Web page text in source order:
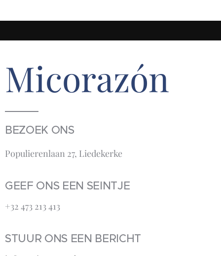
Micorazón
BEZOEK ONS
Populierenlaan 27, Liedekerke
GEEF ONS EEN SEINTJE
+32 473 213 413‬
STUUR ONS EEN BERICHT